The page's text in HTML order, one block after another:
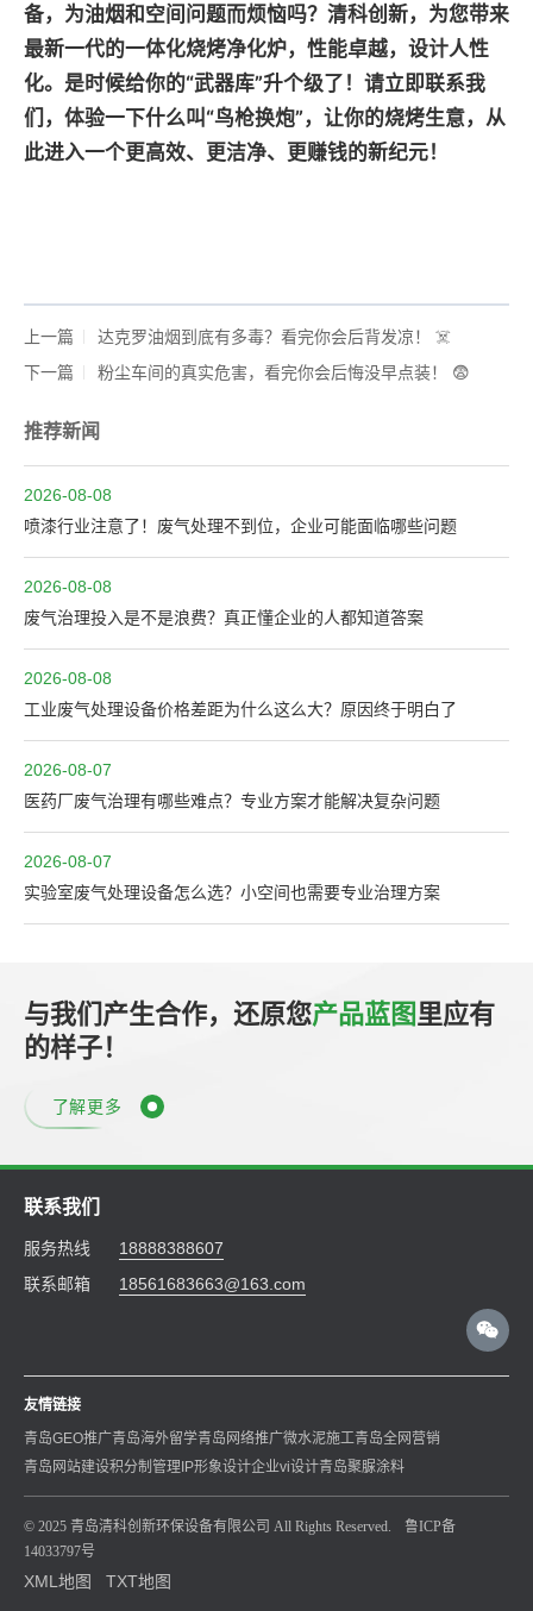
备，为油烟和空间问题而烦恼吗？清科创新，为您带来
最新一代的一体化烧烤净化炉，性能卓越，设计人性
化。是时候给你的“武器库”升个级了！请立即联系我
们，体验一下什么叫“鸟枪换炮”，让你的烧烤生意，从
此进入一个更高效、更洁净、更赚钱的新纪元！
上一篇
达克罗油烟到底有多毒？看完你会后背发凉！ ☠️
下一篇
粉尘车间的真实危害，看完你会后悔没早点装！ 😨
推荐新闻
2026-08-08
喷漆行业注意了！废气处理不到位，企业可能面临哪些问题
2026-08-08
废气治理投入是不是浪费？真正懂企业的人都知道答案
2026-08-08
工业废气处理设备价格差距为什么这么大？原因终于明白了
2026-08-07
医药厂废气治理有哪些难点？专业方案才能解决复杂问题
2026-08-07
实验室废气处理设备怎么选？小空间也需要专业治理方案
与我们产生合作，还原您产品蓝图里应有
的样子！
了解更多
联系我们
服务热线
18888388607
联系邮箱
18561683663@163.com
友情链接
青岛GEO推广青岛海外留学青岛网络推广微水泥施工青岛全网营销
青岛网站建设积分制管理 IP形象设计企业vi设计青岛聚脲涂料
© 2025 青岛清科创新环保设备有限公司 All Rights Reserved.
鲁ICP备
14033797号
XML地图 TXT地图